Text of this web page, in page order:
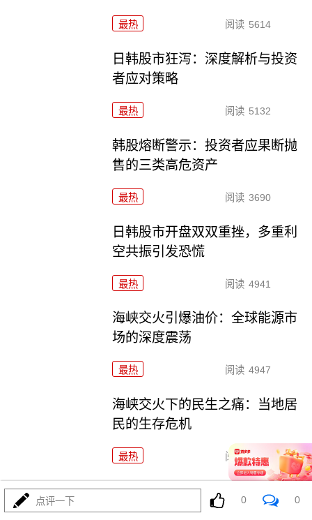
最热 阅读 5614
日韩股市狂泻：深度解析与投资
者应对策略
最热 阅读 5132
韩股熔断警示：投资者应果断抛
售的三类高危资产
最热 阅读 3690
日韩股市开盘双双重挫，多重利
空共振引发恐慌
最热 阅读 4941
海峡交火引爆油价：全球能源市
场的深度震荡
最热 阅读 4947
海峡交火下的民生之痛：当地居
民的生存危机
最热 阅读 4063
美挑衅致霍尔木兹海峡重开无限
期延迟
点评一下 0 0